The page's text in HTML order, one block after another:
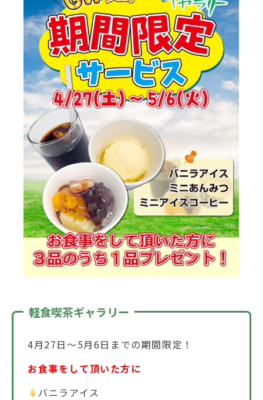
軽食喫茶ギャラリー
4月27日～5月6日までの期間限定！
お食事をして頂いた方に
バニラアイス